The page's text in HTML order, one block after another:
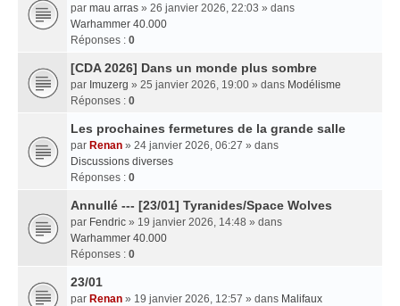
par mau arras » 26 janvier 2026, 22:03 » dans
Warhammer 40.000
Réponses : 0
[CDA 2026] Dans un monde plus sombre
par Imuzerg » 25 janvier 2026, 19:00 » dans Modélisme
Réponses : 0
Les prochaines fermetures de la grande salle
par Renan » 24 janvier 2026, 06:27 » dans
Discussions diverses
Réponses : 0
Annullé --- [23/01] Tyranides/Space Wolves
par Fendric » 19 janvier 2026, 14:48 » dans
Warhammer 40.000
Réponses : 0
23/01
par Renan » 19 janvier 2026, 12:57 » dans Malifaux